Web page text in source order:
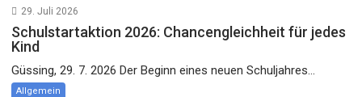
29. Juli 2026
Schulstartaktion 2026: Chancengleichheit für jedes
Kind
Güssing, 29. 7. 2026 Der Beginn eines neuen Schuljahres...
Allgemein